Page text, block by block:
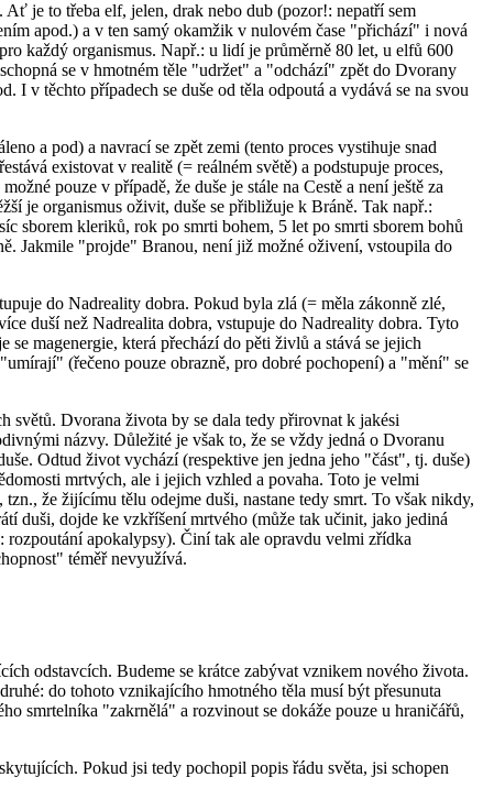
je to třeba elf, jelen, drak nebo dub (pozor!: nepatří sem
apod.) a v ten samý okamžik v nulovém čase "přichází" i nová
každý organismus. Např.: u lidí je průměrně 80 let, u elfů 600
se v hmotném těle "udržet" a "odchází" zpět do Dvorany
I v těchto případech se duše od těla odpoutá a vydává se na svou
a pod) a navrací se zpět zemi (tento proces vystihuje snad
existovat v realitě (= reálném světě) a podstupuje proces,
pouze v případě, že duše je stále na Cestě a není ještě za
je organismus oživit, duše se přibližuje k Bráně. Tak např.:
sborem kleriků, rok po smrti bohem, 5 let po smrti sborem bohů
Jakmile "projde" Branou, není již možné oživení, vstoupila do
do Nadreality dobra. Pokud byla zlá (= měla zákonně zlé,
duší než Nadrealita dobra, vstupuje do Nadreality dobra. Tyto
magenergie, která přechází do pěti živlů a stává se jejich
(řečeno pouze obrazně, pro dobré pochopení) a "mění" se
světů. Dvorana života by se dala tedy přirovnat k jakési
názvy. Důležité je však to, že se vždy jedná o Dvoranu
Odtud život vychází (respektive jen jedna jeho "část", tj. duše)
mrtvých, ale i jejich vzhled a povaha. Toto je velmi
že žijícímu tělu odejme duši, nastane tedy smrt. To však nikdy,
duši, dojde ke vzkříšení mrtvého (může tak učinit, jako jediná
apokalypsy). Činí tak ale opravdu velmi zřídka
téměř nevyužívá.
odstavcích. Budeme se krátce zabývat vznikem nového života.
do tohoto vznikajícího hmotného těla musí být přesunuta
smrtelníka "zakrnělá" a rozvinout se dokáže pouze u hraničářů,
Pokud jsi tedy pochopil popis řádu světa, jsi schopen